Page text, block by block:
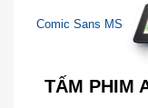
Comic Sans MS
TẤM PHIM